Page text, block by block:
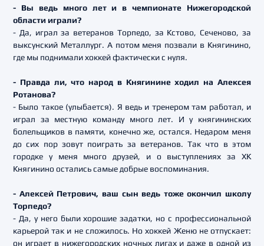
- Вы ведь много лет и в чемпионате Нижегородской
области играли?
- Да, играл за ветеранов Торпедо, за Кстово, Сеченово, за
выксунский Металлург. А потом меня позвали в Княгинино,
где мы поднимали хоккей фактически с нуля.
- Правда ли, что народ в Княгинине ходил на Алексея
Ротанова?
- Было такое (улыбается). Я ведь и тренером там работал, и
играл за местную команду много лет. И у княгининских
болельщиков в памяти, конечно же, остался. Недаром меня
до сих пор зовут поиграть за ветеранов. Так что в этом
городке у меня много друзей, и о выступлениях за ХК
Княгинино остались самые добрые воспоминания.
- Алексей Петрович, ваш сын ведь тоже окончил школу
Торпедо?
- Да, у него были хорошие задатки, но с профессиональной
карьерой так и не сложилось. Но хоккей Женю не отпускает:
он играет в нижегородских ночных лигах и даже в одной из